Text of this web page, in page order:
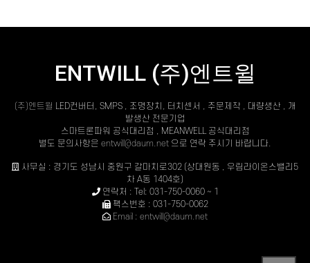
ENTWILL (주)엔트윌
(주)엔트윌 LED컨버터, SMPS , 조명장치, 터치센서 , 주문제작 , 대량생산 , 개
발생산 전문기업
스마트론파워 공식대리점 , MEANWELL 공식대리점
별도 문의사항은 entwill@daum.net 으로 연락 주시기 바랍니다.
사무실 : 경기도 성남시 중원구 갈마치로302 (상대원동 , 우림라이온스밸리5
차 A동 1404호)
연락처 : Tel: 031-750-0060 ~ 1
팩스번호 : 031-750-0062
Email : entwill@daum.net